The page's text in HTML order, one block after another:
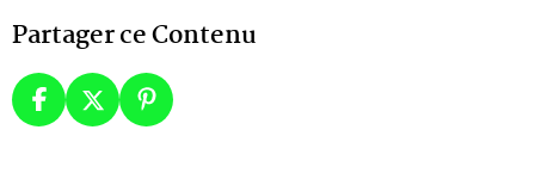
Partager ce Contenu